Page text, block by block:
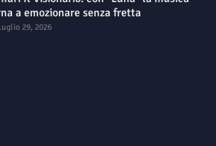
a emozionare senza fretta
29, 2026